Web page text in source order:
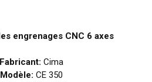
engrenages CNC 6 axes
Fabricant: Cima
Modèle: CE 350